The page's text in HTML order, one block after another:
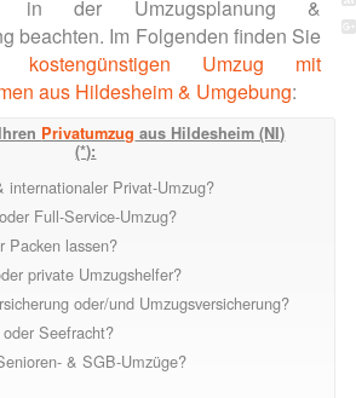
in der Umzugsplanung &
beachten. Im Folgenden finden Sie
kostengünstigen Umzug mit
aus Hildesheim & Umgebung:
Privatumzug aus Hildesheim (NI)
(*):
internationaler Privat-Umzug?
Full-Service-Umzug?
Packen lassen?
private Umzugshelfer?
oder/und Umzugsversicherung?
Seefracht?
& SGB-Umzüge?